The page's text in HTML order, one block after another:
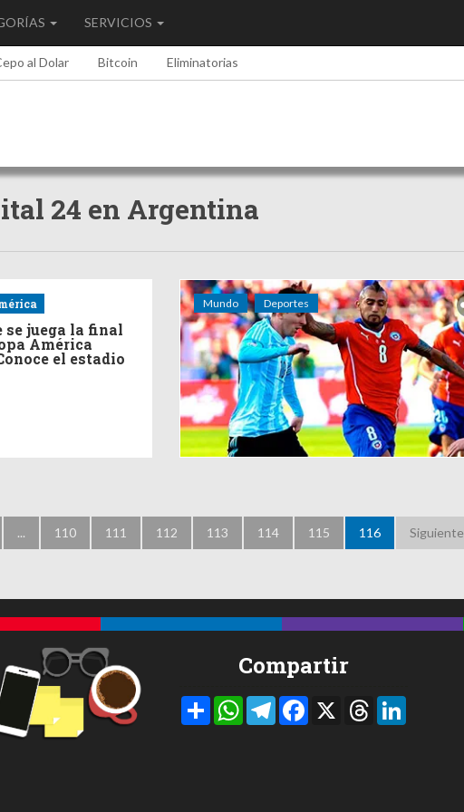
SERVICIOS
al Dolar Bitcoin Eliminatorias
24 en Argentina
se juega la final
América
el estadio
Mundo Deportes
... 110 111 112 113 114 115 116 Siguiente
Compartir
CompartirWhatsAppTelegramFacebook Threads